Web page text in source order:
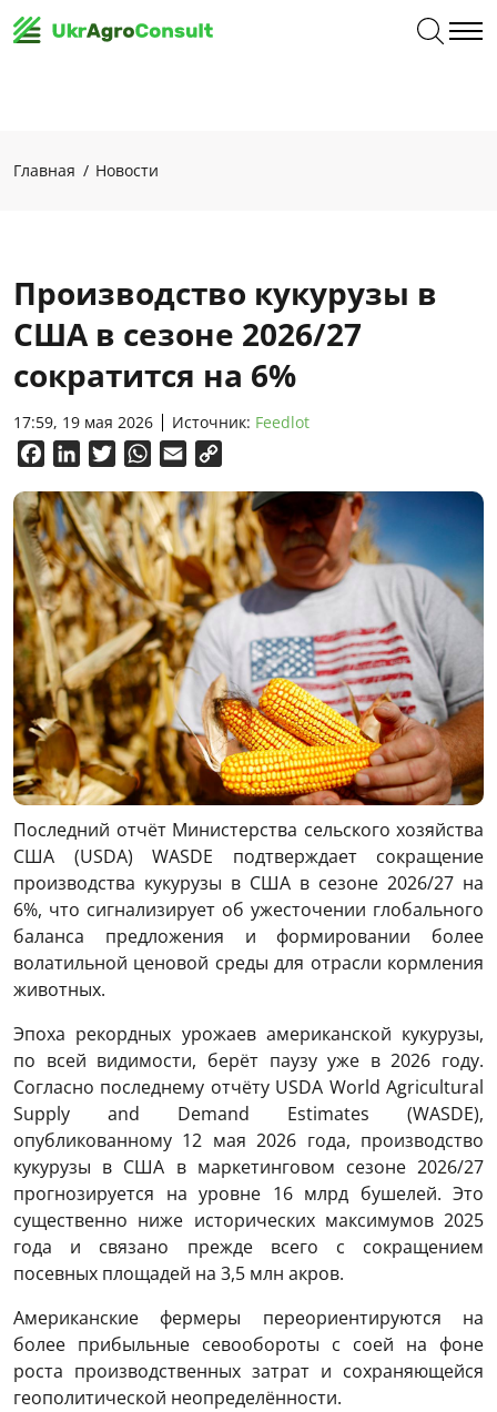
Главная Новости
Производство кукурузы в
США в сезоне 2026/27
сократится на 6%
17:59, 19 мая 2026 Источник: Feedlot
FacebookLinkedInTwitterWhatsApp
Email
Последний отчёт Министерства сельского хозяйства
США (USDA) WASDE подтверждает сокращение
производства кукурузы в США в сезоне 2026/27 на
6%, что сигнализирует об ужесточении глобального
баланса предложения и формировании более
волатильной ценовой среды для отрасли кормления
животных.
Эпоха рекордных урожаев американской кукурузы,
по всей видимости, берёт паузу уже в 2026 году.
Согласно последнему отчёту USDA World Agricultural
Supply and Demand Estimates (WASDE),
опубликованному 12 мая 2026 года, производство
кукурузы в США в маркетинговом сезоне 2026/27
прогнозируется на уровне 16 млрд бушелей. Это
существенно ниже исторических максимумов 2025
года и связано прежде всего с сокращением
посевных площадей на 3,5 млн акров.
Американские фермеры переориентируются на
более прибыльные севообороты с соей на фоне
роста производственных затрат и сохраняющейся
геополитической неопределённости.